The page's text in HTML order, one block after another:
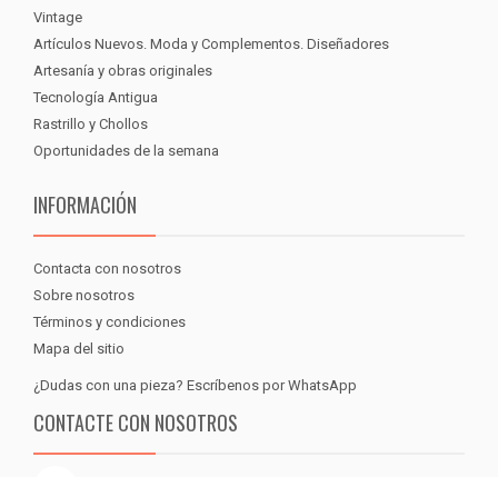
Vintage
Artículos Nuevos. Moda y Complementos. Diseñadores
Artesanía y obras originales
Tecnología Antigua
Rastrillo y Chollos
Oportunidades de la semana
INFORMACIÓN
Contacta con nosotros
Sobre nosotros
Términos y condiciones
Mapa del sitio
¿Dudas con una pieza? Escríbenos por WhatsApp
CONTACTE CON NOSOTROS